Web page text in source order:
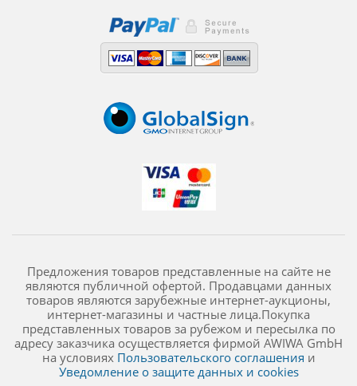
Предложения товаров представленные на сайте не
являются публичной офертой. Продавцами данных
товаров являются зарубежные интернет-аукционы,
интернет-магазины и частные лица.Покупка
представленных товаров за рубежом и пересылка по
адресу заказчика осуществляется фирмой AWIWA GmbH
на условиях Пользовательского соглашения и
Уведомление о защите данных и cookies